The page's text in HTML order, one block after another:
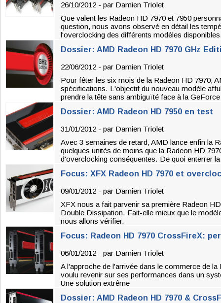
26/10/2012 - par Damien Triolet
Que valent les Radeon HD 7970 et 7950
question, nous avons observé en détail les
l'overclocking des différents modèles
Dossier: AMD Radeon HD 7970 GHz
22/06/2012 - par Damien Triolet
Pour fêter les six mois de la Radeon HD 7970,
spécifications. L'objectif du nouveau modèle
prendre la tête sans ambiguïté face à la
Dossier: AMD Radeon HD 7950 en test
31/01/2012 - par Damien Triolet
Avec 3 semaines de retard, AMD lance enfin la
quelques unités de moins que la Radeon HD
d'overclocking conséquentes. De quoi enterrer
Focus: XFX Radeon HD 7970 et
09/01/2012 - par Damien Triolet
XFX nous a fait parvenir sa première Radeon
Double Dissipation. Fait-elle mieux que le
nous allons vérifier.
Focus: Radeon HD 7970 CrossFireX:
06/01/2012 - par Damien Triolet
A l'approche de l'arrivée dans le commerce de
voulu revenir sur ses performances dans un
Une solution extrême
Dossier: AMD Radeon HD 7970 &